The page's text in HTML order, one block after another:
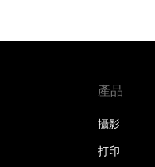
產品
攝影
打印